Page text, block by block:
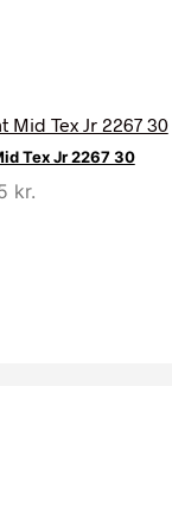
Tex Jr 2267 30
kr.